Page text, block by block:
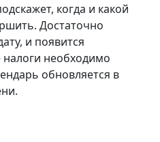
когда и какой
Достаточно
и появится
необходимо
обновляется в